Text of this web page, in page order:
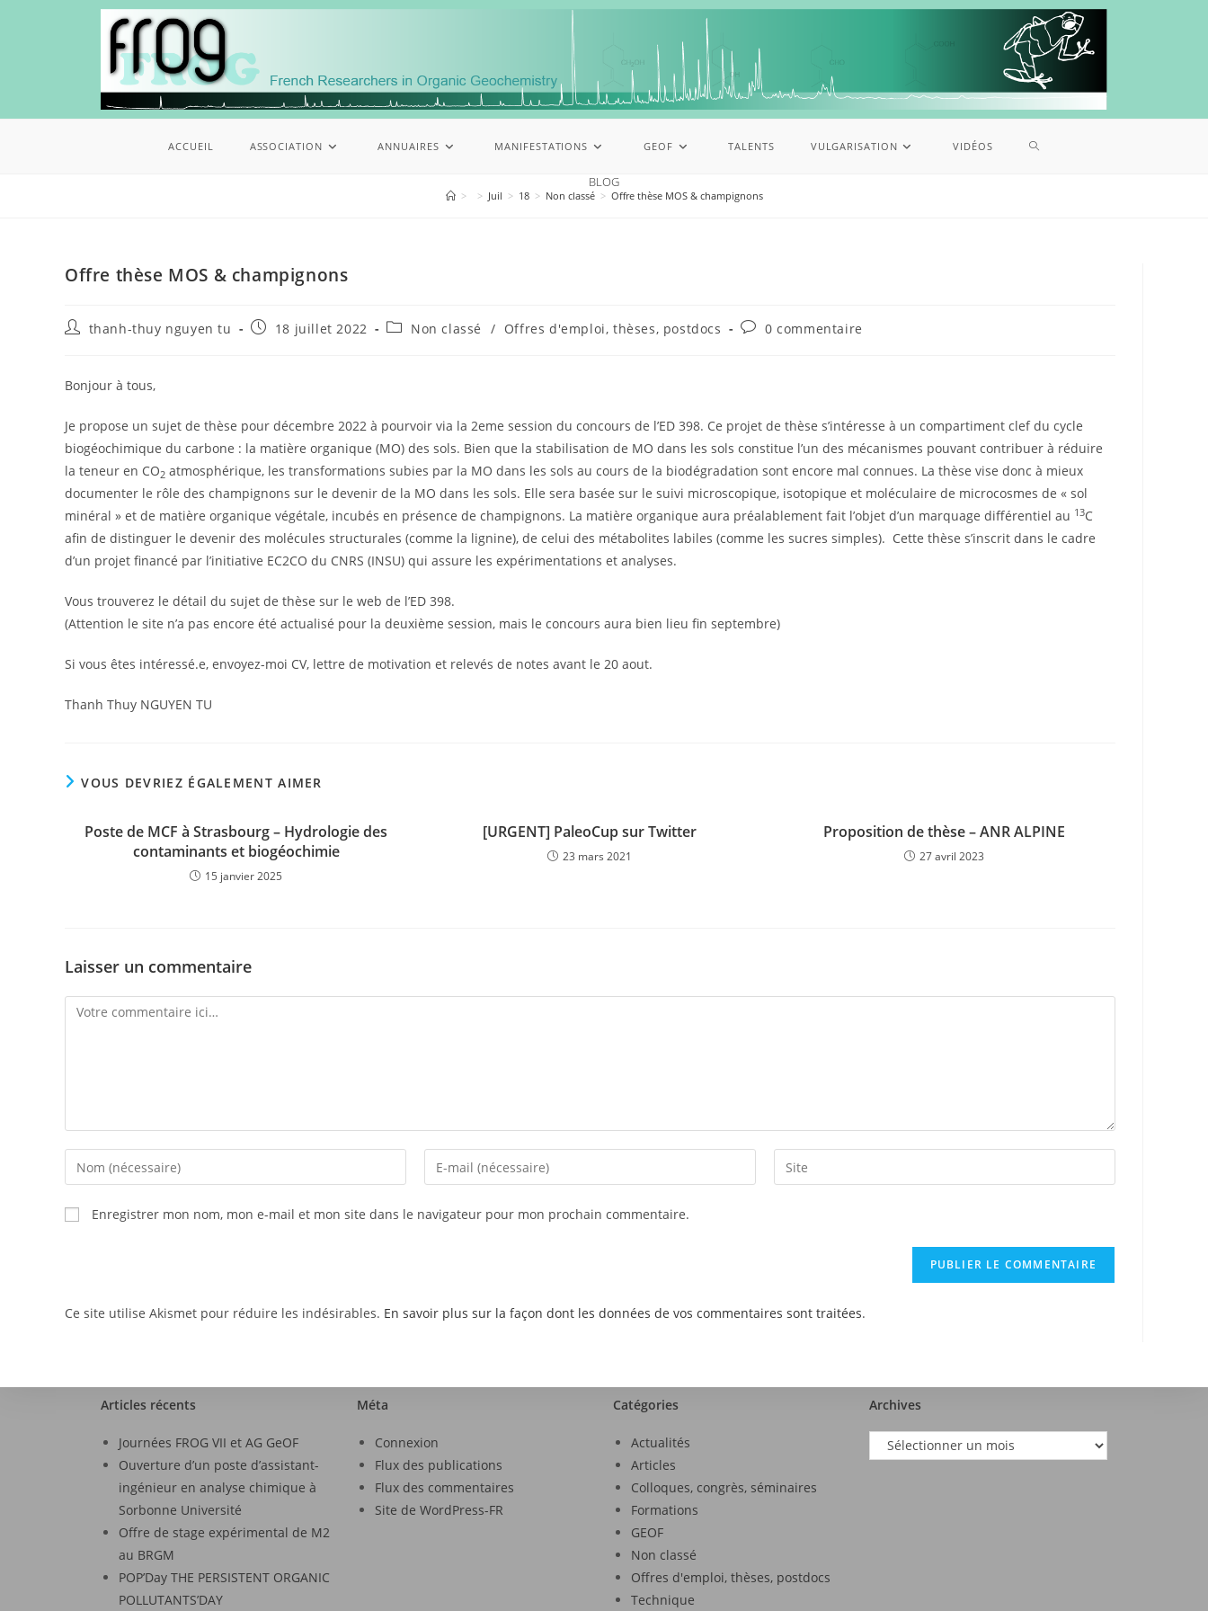
ACCUEIL ASSOCIATION ANNUAIRES MANIFESTATIONS GEOF TALENTS VULGARISATION VIDÉOS
BLOG
> > Juil > 18 > Non classé > Offre thèse MOS & champignons
Offre thèse MOS & champignons
thanh-thuy nguyen tu 18 juillet 2022 Non classé / Offres d'emploi, thèses, postdocs 0 commentaire
Bonjour à tous,
Je propose un sujet de thèse pour décembre 2022 à pourvoir via la 2eme session du concours de l’ED 398. Ce projet de thèse s’intéresse à un compartiment clef du cycle
biogéochimique du carbone : la matière organique (MO) des sols. Bien que la stabilisation de MO dans les sols constitue l’un des mécanismes pouvant contribuer à réduire
la teneur en CO2 atmosphérique, les transformations subies par la MO dans les sols au cours de la biodégradation sont encore mal connues. La thèse vise donc à mieux
documenter le rôle des champignons sur le devenir de la MO dans les sols. Elle sera basée sur le suivi microscopique, isotopique et moléculaire de microcosmes de « sol
minéral » et de matière organique végétale, incubés en présence de champignons. La matière organique aura préalablement fait l’objet d’un marquage différentiel au 13C
afin de distinguer le devenir des molécules structurales (comme la lignine), de celui des métabolites labiles (comme les sucres simples). Cette thèse s’inscrit dans le cadre
d’un projet financé par l’initiative EC2CO du CNRS (INSU) qui assure les expérimentations et analyses.
Vous trouverez le détail du sujet de thèse sur le web de l’ED 398.
(Attention le site n’a pas encore été actualisé pour la deuxième session, mais le concours aura bien lieu fin septembre)
Si vous êtes intéressé.e, envoyez-moi CV, lettre de motivation et relevés de notes avant le 20 aout.
Thanh Thuy NGUYEN TU
VOUS DEVRIEZ ÉGALEMENT AIMER
Poste de MCF à Strasbourg – Hydrologie des
contaminants et biogéochimie
15 janvier 2025
[URGENT] PaleoCup sur Twitter
23 mars 2021
Proposition de thèse – ANR ALPINE
27 avril 2023
Laisser un commentaire
Enregistrer mon nom, mon e-mail et mon site dans le navigateur pour mon prochain commentaire.
Ce site utilise Akismet pour réduire les indésirables. En savoir plus sur la façon dont les données de vos commentaires sont traitées.
Articles récents
Journées FROG VII et AG GeOF
Ouverture d’un poste d’assistant-
ingénieur en analyse chimique à
Sorbonne Université
Offre de stage expérimental de M2
au BRGM
POP’Day THE PERSISTENT ORGANIC
POLLUTANTS’DAY
Méta
Connexion
Flux des publications
Flux des commentaires
Site de WordPress-FR
Catégories
Actualités
Articles
Colloques, congrès, séminaires
Formations
GEOF
Non classé
Offres d'emploi, thèses, postdocs
Technique
Archives